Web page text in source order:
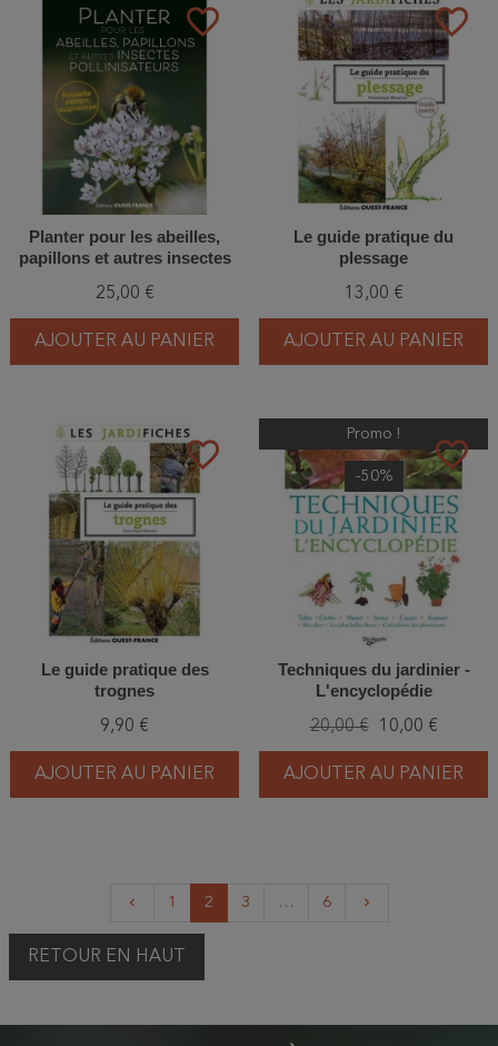
favorite_border
Planter pour les abeilles,
papillons et autres insectes
25,00 €
AJOUTER AU PANIER
favorite_border
Le guide pratique du
plessage
13,00 €
AJOUTER AU PANIER
favorite_border
Le guide pratique des
trognes
9,90 €
AJOUTER AU PANIER
favorite_border
Promo !
-50%
Techniques du jardinier -
L'encyclopédie
20,00 € 10,00 €
AJOUTER AU PANIER
keyboard_arrow_left Précédent
1 2 3 … 6 keyboard_arrow_right
RETOUR EN HAUT